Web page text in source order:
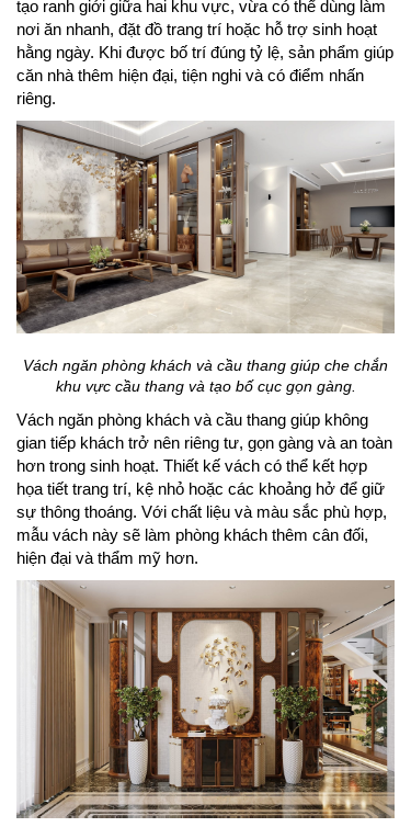
tạo ranh giới giữa hai khu vực, vừa có thể dùng làm
nơi ăn nhanh, đặt đồ trang trí hoặc hỗ trợ sinh hoạt
hằng ngày. Khi được bố trí đúng tỷ lệ, sản phẩm giúp
căn nhà thêm hiện đại, tiện nghi và có điểm nhấn
riêng.
Vách ngăn phòng khách và cầu thang giúp che chắn
khu vực cầu thang và tạo bố cục gọn gàng.
Vách ngăn phòng khách và cầu thang giúp không
gian tiếp khách trở nên riêng tư, gọn gàng và an toàn
hơn trong sinh hoạt. Thiết kế vách có thể kết hợp
họa tiết trang trí, kệ nhỏ hoặc các khoảng hở để giữ
sự thông thoáng. Với chất liệu và màu sắc phù hợp,
mẫu vách này sẽ làm phòng khách thêm cân đối,
hiện đại và thẩm mỹ hơn.